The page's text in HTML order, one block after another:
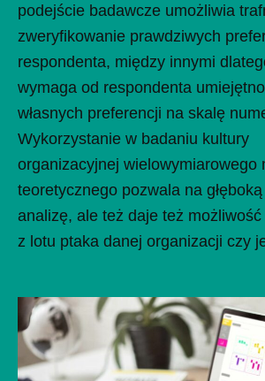
podejście badawcze umożliwia
zweryfikowanie prawdziwych
respondenta, między innymi
wymaga od respondenta
własnych preferencji na skalę
Wykorzystanie w badaniu kultury
organizacyjnej wielowymiarowego
teoretycznego pozwala na
analizę, ale też daje też
z lotu ptaka danej organizacji czy